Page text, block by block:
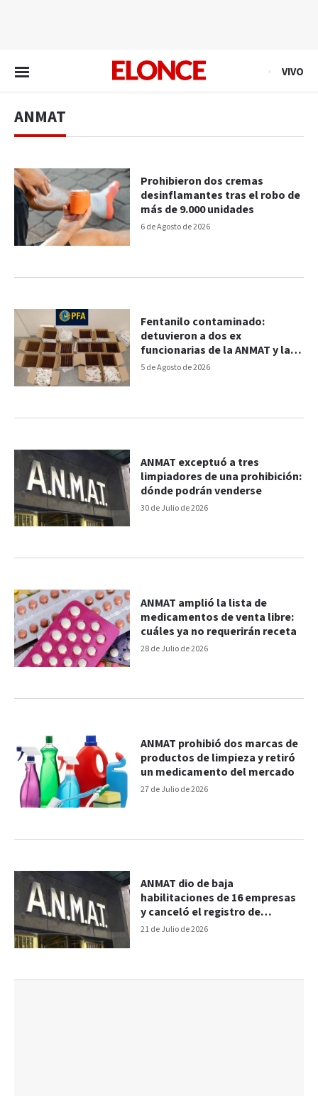
VIVO
ANMAT
6 de Agosto de 2026
Prohibieron dos cremas
desinflamantes tras el robo de
más de 9.000 unidades
5 de Agosto de 2026
Fentanilo contaminado:
detuvieron a dos ex
funcionarias de la ANMAT y la
Justicia profundiza la
30 de Julio de 2026
ANMAT exceptuó a tres
limpiadores de una prohibición:
dónde podrán venderse
28 de Julio de 2026
ANMAT amplió la lista de
medicamentos de venta libre:
cuáles ya no requerirán receta
27 de Julio de 2026
ANMAT prohibió dos marcas de
productos de limpieza y retiró
un medicamento del mercado
21 de Julio de 2026
ANMAT dio de baja
habilitaciones de 16 empresas
y canceló el registro de
productos médicos